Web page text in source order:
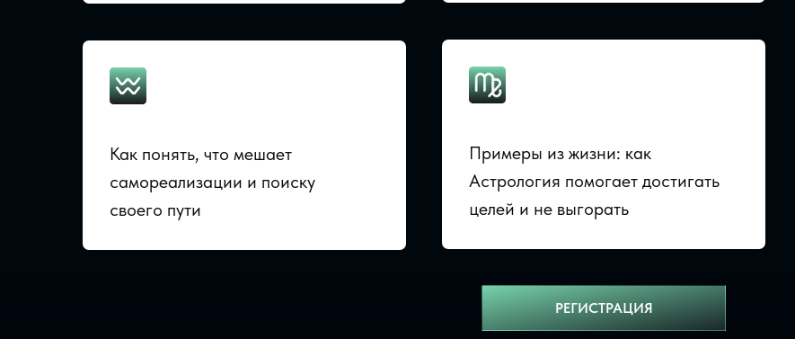
Как понять, что мешает
самореализации и поиску
своего пути
Примеры из жизни: как
Астрология помогает достигать
целей и не выгорать
РЕГИСТРАЦИЯ